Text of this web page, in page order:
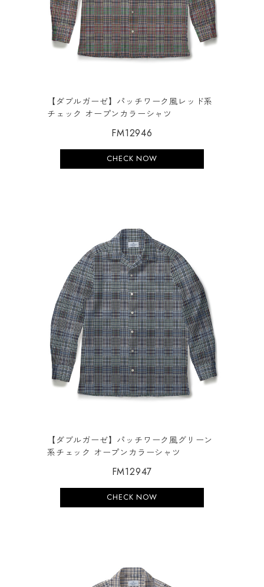
【ダブルガーゼ】パッチワーク風レッド系
チェック オープンカラーシャツ
FM12946
CHECK NOW
【ダブルガーゼ】パッチワーク風グリーン
系チェック オープンカラーシャツ
FM12947
CHECK NOW